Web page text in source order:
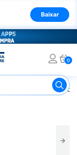
Baixar
0